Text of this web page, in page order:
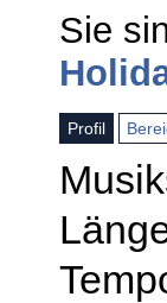
Sie
Profil